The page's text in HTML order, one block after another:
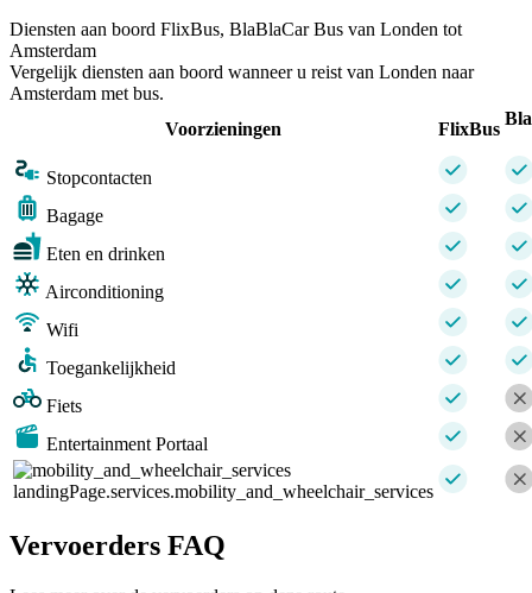
Diensten aan boord FlixBus, BlaBlaCar Bus van Londen tot
Amsterdam
Vergelijk diensten aan boord wanneer u reist van Londen naar
Amsterdam met bus.
Voorzieningen
FlixBus
Stopcontacten
Bagage
Eten en drinken
Airconditioning
Wifi
Toegankelijkheid
Fiets
Entertainment Portaal
landingPage.services.mobility_and_wheelchair_services
Vervoerders FAQ